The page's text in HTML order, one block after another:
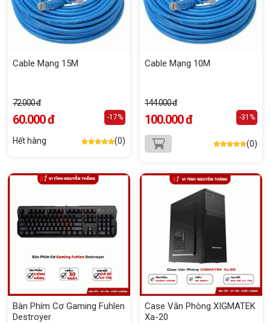
Cable Mạng 15M
72.000 đ
60.000 đ -17%
Hết hàng (0)
Cable Mạng 10M
144.000 đ
100.000 đ -31%
(0)
Bàn Phím Cơ Gaming Fuhlen
Destroyer
Case Văn Phòng XIGMATEK
Xa-20